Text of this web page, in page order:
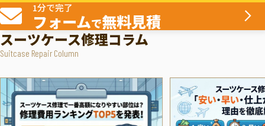
1分で完了
フォームで無料見積
スーツケース修理コラム
Suitcase Repair Column